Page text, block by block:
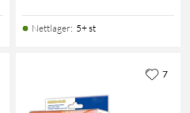
Nettlager: 5+ st
7